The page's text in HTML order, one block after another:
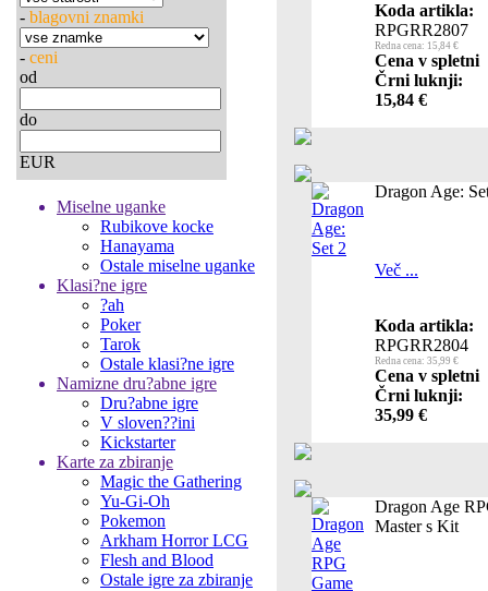
- blagovni znamki
- ceni
od
do
EUR
Miselne uganke
Rubikove kocke
Hanayama
Ostale miselne uganke
Klasi?ne igre
?ah
Poker
Tarok
Ostale klasi?ne igre
Namizne dru?abne igre
Dru?abne igre
V sloven??ini
Kickstarter
Karte za zbiranje
Magic the Gathering
Yu-Gi-Oh
Pokemon
Arkham Horror LCG
Flesh and Blood
Ostale igre za zbiranje
Koda artikla:
RPGRR2807
Redna cena: 15,84 €
Cena v spletni
Črni luknji:
15,84 €
Dragon Age:
Več ...
Koda artikla:
RPGRR2804
Redna cena: 35,99 €
Cena v spletni
Črni luknji:
35,99 €
Dragon Age
Master s Kit